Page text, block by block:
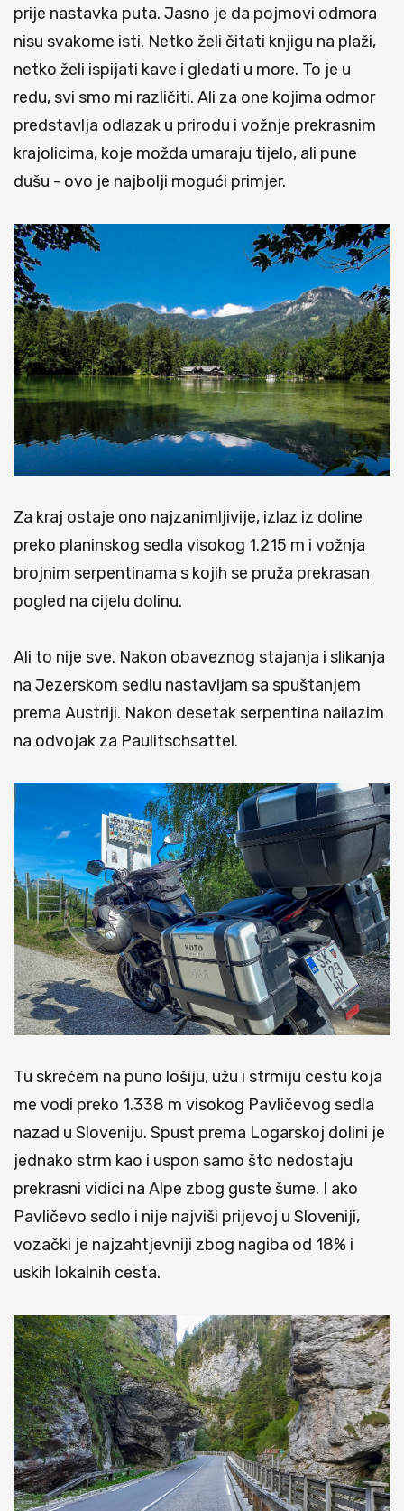
prije nastavka puta. Jasno je da pojmovi odmora
nisu svakome isti. Netko želi čitati knjigu na plaži,
netko želi ispijati kave i gledati u more. To je u
redu, svi smo mi različiti. Ali za one kojima odmor
predstavlja odlazak u prirodu i vožnje prekrasnim
krajolicima, koje možda umaraju tijelo, ali pune
dušu - ovo je najbolji mogući primjer.
Za kraj ostaje ono najzanimljivije, izlaz iz doline
preko planinskog sedla visokog 1.215 m i vožnja
brojnim serpentinama s kojih se pruža prekrasan
pogled na cijelu dolinu.
Ali to nije sve. Nakon obaveznog stajanja i slikanja
na Jezerskom sedlu nastavljam sa spuštanjem
prema Austriji. Nakon desetak serpentina nailazim
na odvojak za Paulitschsattel.
Tu skrećem na puno lošiju, užu i strmiju cestu koja
me vodi preko 1.338 m visokog Pavličevog sedla
nazad u Sloveniju. Spust prema Logarskoj dolini je
jednako strm kao i uspon samo što nedostaju
prekrasni vidici na Alpe zbog guste šume. I ako
Pavličevo sedlo i nije najviši prijevoj u Sloveniji,
vozački je najzahtjevniji zbog nagiba od 18% i
uskih lokalnih cesta.